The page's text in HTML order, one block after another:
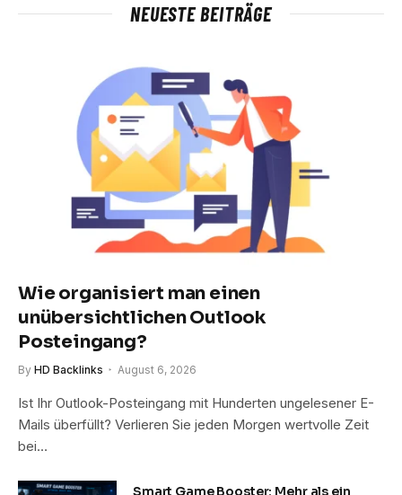
NEUESTE BEITRÄGE
Wie organisiert man einen
unübersichtlichen Outlook
Posteingang?
By HD Backlinks August 6, 2026
Ist Ihr Outlook-Posteingang mit Hunderten ungelesener E-
Mails überfüllt? Verlieren Sie jeden Morgen wertvolle Zeit
bei…
Smart Game Booster: Mehr als ein